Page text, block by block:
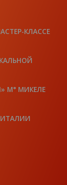
КЛАССЕ
М° МИКЕЛЕ